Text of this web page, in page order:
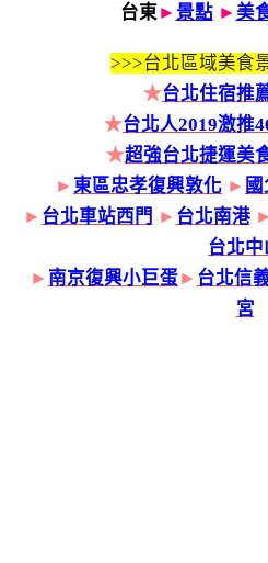
台東► 景點 ► 美
>>>台北區域美食
★台北住宿推
★台北人2019激推
★超強台北捷運美
► 東區忠孝復興敦化 ►
► 台北車站西門 ► 台北南港 ►
台北中
► 南京復興小巨蛋► 台北信
宮